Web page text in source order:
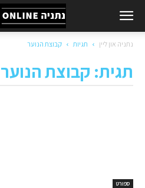
נתניה און ליין תגיות קבוצת הנוער
תגית: קבוצת הנוער
ספורט